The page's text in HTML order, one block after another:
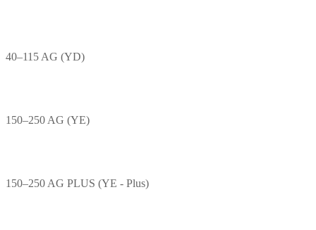
40–115 AG (YD)
150–250 AG (YE)
150–250 AG PLUS (YE - Plus)